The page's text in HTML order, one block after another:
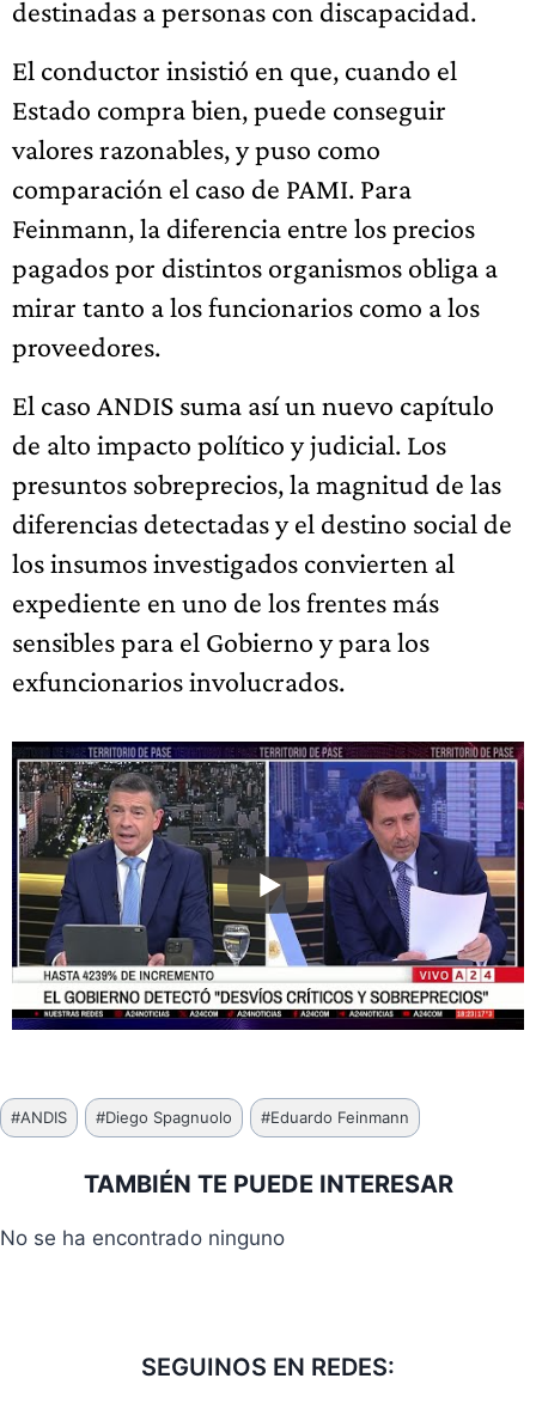
destinadas a personas con discapacidad.
El conductor insistió en que, cuando el
Estado compra bien, puede conseguir
valores razonables, y puso como
comparación el caso de PAMI. Para
Feinmann, la diferencia entre los precios
pagados por distintos organismos obliga a
mirar tanto a los funcionarios como a los
proveedores.
El caso ANDIS suma así un nuevo capítulo
de alto impacto político y judicial. Los
presuntos sobreprecios, la magnitud de las
diferencias detectadas y el destino social de
los insumos investigados convierten al
expediente en uno de los frentes más
sensibles para el Gobierno y para los
exfuncionarios involucrados.
Etiquetas
de
#ANDIS #Diego Spagnuolo #Eduardo Feinmann
TAMBIÉN TE PUEDE INTERESAR
No se ha encontrado ninguno
SEGUINOS EN REDES: